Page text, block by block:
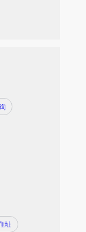
址